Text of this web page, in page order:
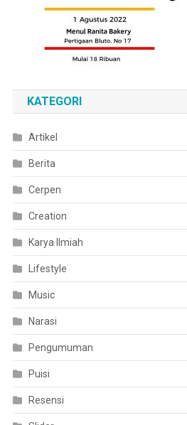
KATEGORI
Artikel
Berita
Cerpen
Creation
Karya Ilmiah
Lifestyle
Music
Narasi
Pengumuman
Puisi
Resensi